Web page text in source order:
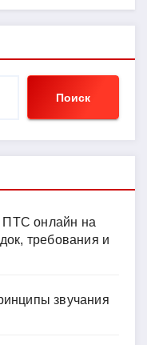
р
в
ть
Поиск
ПТС онлайн на
требования и
звучания